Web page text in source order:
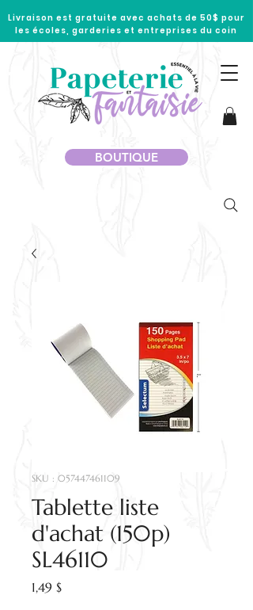
Livraison est gratuite avec achats de 50$ pour
les écoles, garderies et entreprises du coin
BOUTIQUE
SKU : 057447461109
Tablette liste
d'achat (150p)
SL46110
1,49 $Prix